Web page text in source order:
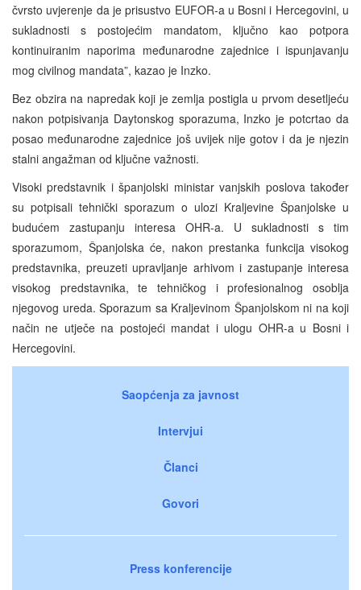
čvrsto uvjerenje da je prisustvo EUFOR-a u Bosni i Hercegovini, u
sukladnosti s postojećim mandatom, ključno kao potpora
kontinuiranim naporima međunarodne zajednice i ispunjavanju
mog civilnog mandata”, kazao je Inzko.
Bez obzira na napredak koji je zemlja postigla u prvom desetljeću
nakon potpisivanja Daytonskog sporazuma, Inzko je potcrtao da
posao međunarodne zajednice još uvijek nije gotov i da je njezin
stalni angažman od ključne važnosti.
Visoki predstavnik i španjolski ministar vanjskih poslova također
su potpisali tehnički sporazum o ulozi Kraljevine Španjolske u
budućem zastupanju interesa OHR-a. U sukladnosti s tim
sporazumom, Španjolska će, nakon prestanka funkcija visokog
predstavnika, preuzeti upravljanje arhivom i zastupanje interesa
visokog predstavnika, te tehničkog i profesionalnog osoblja
njegovog ureda. Sporazum sa Kraljevinom Španjolskom ni na koji
način ne utječe na postojeći mandat i ulogu OHR-a u Bosni i
Hercegovini.
Saopćenja za javnost
Intervjui
Članci
Govori
Press konferencije